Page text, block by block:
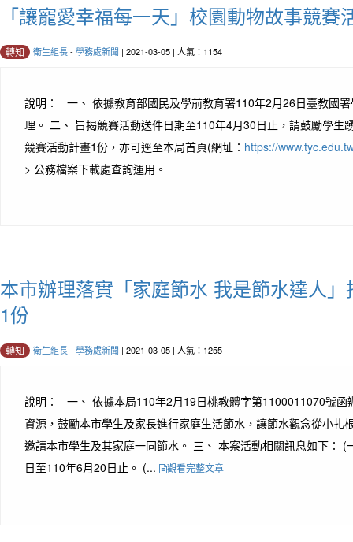
「讓寵愛幸福每一天」校園動物故事競賽
轉知 衛生組長- 學務處新聞 | 2021-03-05 | 人氣：1154
說明： 一、 依據教育部國民及學前教育署110年2月26日臺教國
理。 二、 旨揭競賽活動送件日期至110年4月30日止，請鼓勵學生
競賽活動計畫1份，亦可逕至本局首頁(網址： https://
> 公務檔案下載處查詢運用。
本市辦理落實「家庭節水 我是節水達人
1份
轉知 衛生組長- 學務處新聞 | 2021-03-05 | 人氣：1255
說明： 一、 依據本局110年2月19日桃教體字第1100011070號函
資源，鼓勵本市學生及家長進行家庭生活節水，讓節水觀念從小扎
邀請本市學生及其家庭一同節水。 三、 本案活動相關訊息如下： (
日至110年6月20日止。 (...
觀看完整文章